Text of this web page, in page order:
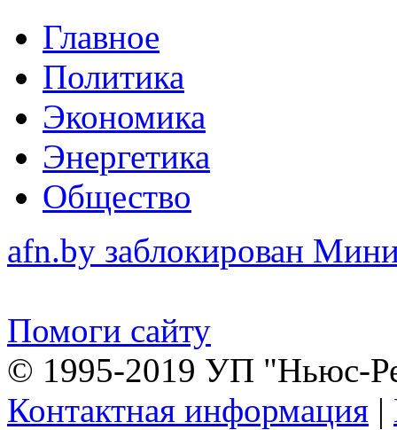
Главное
Политика
Экономика
Энергетика
Общество
afn.by заблокирован
Помоги сайту
© 1995-2019 УП "Ньюс-
Контактная информация |